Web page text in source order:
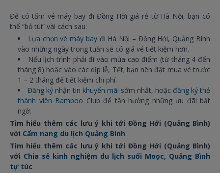
Để có tấm vé máy bay đi Đồng Hới giá rẻ từ Hà Nội, bạn có
thể “bỏ túi” vài cách sau:
Lựa chọn vé máy bayđi Hà Nội – Đồng Hới, Quảng Bình
vào những ngày trong tuần sẽ có giá vé tiết kiệm hơn.
Nếu lịch trình phải đi vào mùa cao điểm (từ tháng 4 đến
tháng 8) hoặc vào các dịp lễ, Tết; bạn nên đặt mua vé trước
1 – 2 tháng để tiết kiệm chi phí.
Đăng ký nhận tin khuyến mãi sớm nhất, hoặc đăng ký thẻ
thành viên Bamboo Club để tận hưởng những ưu đãi bất
ngờ.
Tìm hiểu thêm các lưu ý khi tới Đồng Hới (Quảng Bình)
với Cẩm nang du lịch Quảng Bình
Tìm hiểu thêm các lưu ý khi tới Đồng Hới (Quảng Bình)
với Chia sẻ kinh nghiệm du lịch suối Moọc, Quảng Bình
tự túc